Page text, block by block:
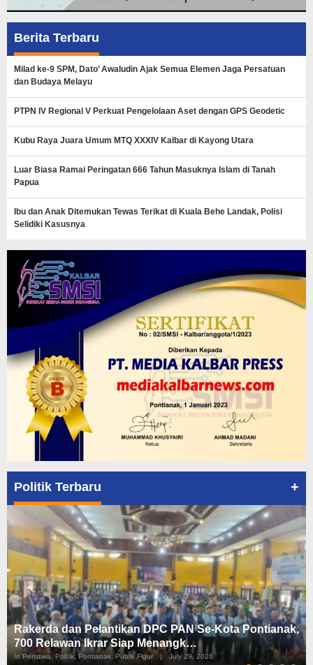
Berita Terbaru
Milad ke-9 SPM, Dato’ Awaludin Ajak Semua Elemen Jaga Persatuan
dan Budaya Melayu
PTPN IV Regional V Perkuat Pengelolaan Aset dengan GPS Geodetic
Kubu Raya Juara Umum MTQ XXXIV Kalbar di Kayong Utara
Luar Biasa Ramai Peringatan 666 Tahun Masuknya Islam di Tanah
Papua
Ibu dan Anak Ditemukan Tewas Terikat di Kuala Behe Landak, Polisi
Selidiki Kasusnya
Politik Terbaru +
Rakerda dan Pelantikan DPC PAN Se-Kota Pontianak,
700 Relawan Ikrar Siap Menangk…
In Peristiwa, Politik, Pontianak, Publik Figur July 29, 2026